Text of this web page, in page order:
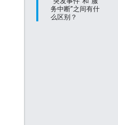
务中断”之间有什
么区别？